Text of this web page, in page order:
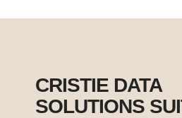
CRISTIE DATA
SOLUTIONS